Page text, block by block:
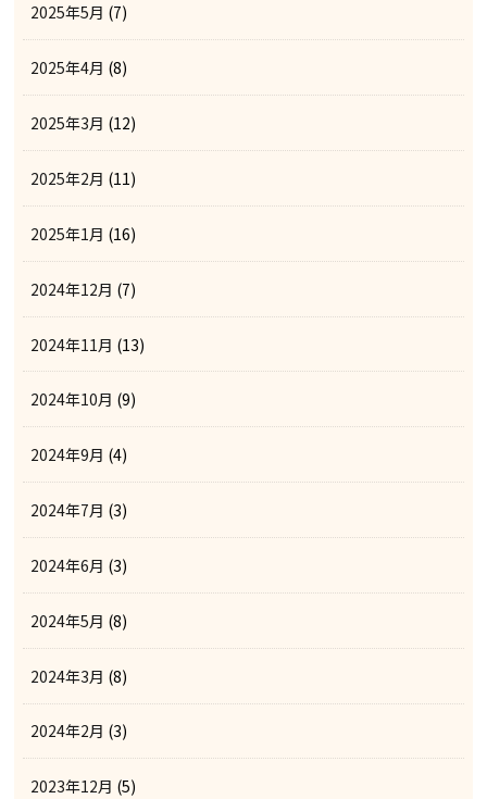
2025年5月 (7)
2025年4月 (8)
2025年3月 (12)
2025年2月 (11)
2025年1月 (16)
2024年12月 (7)
2024年11月 (13)
2024年10月 (9)
2024年9月 (4)
2024年7月 (3)
2024年6月 (3)
2024年5月 (8)
2024年3月 (8)
2024年2月 (3)
2023年12月 (5)